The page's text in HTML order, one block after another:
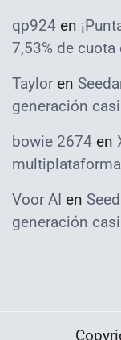
qp924 en
7,53% de
Taylor en
generación
bowie 2674 en
Voor AI en
generación